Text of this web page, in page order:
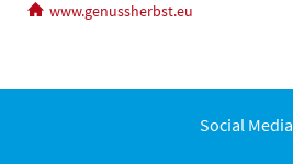
www.genussherbst.eu
Social Media